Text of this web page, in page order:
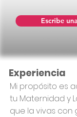
Escribe
Mi propósito es
tu Maternidad y
que la vivas con
Experiencia